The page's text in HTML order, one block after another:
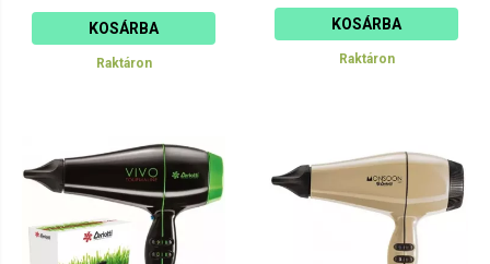
KOSÁRBA
Raktáron
KOSÁRBA
Raktáron